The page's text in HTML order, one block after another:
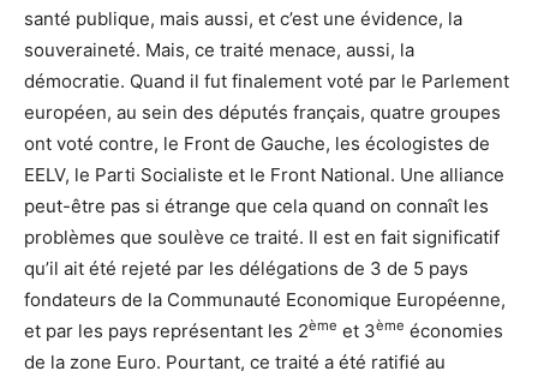
santé publique, mais aussi, et c’est une évidence, la
souveraineté. Mais, ce traité menace, aussi, la
démocratie. Quand il fut finalement voté par le Parlement
européen, au sein des députés français, quatre groupes
ont voté contre, le Front de Gauche, les écologistes de
EELV, le Parti Socialiste et le Front National. Une alliance
peut-être pas si étrange que cela quand on connaît les
problèmes que soulève ce traité. Il est en fait significatif
qu’il ait été rejeté par les délégations de 3 de 5 pays
fondateurs de la Communauté Economique Européenne,
et par les pays représentant les 2ème et 3ème économies
de la zone Euro. Pourtant, ce traité a été ratifié au